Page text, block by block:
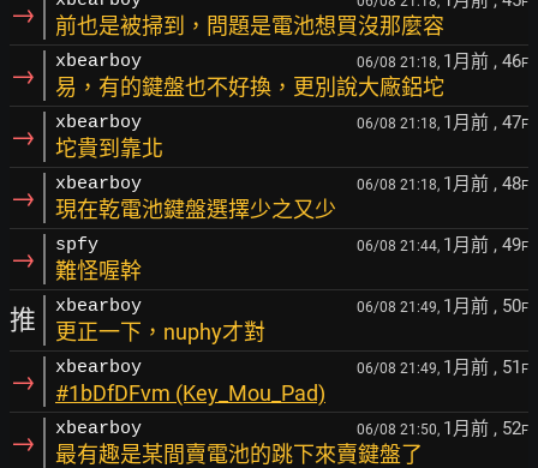
→ 前也是被掃到，問題是電池想買沒那麼容
→ xbearboy 06/08 21:18, 1月前 , 46F
易，有的鍵盤也不好換，更別說大廠鋁坨
→ xbearboy 06/08 21:18, 1月前 , 47F
坨貴到靠北
→ xbearboy 06/08 21:18, 1月前 , 48F
現在乾電池鍵盤選擇少之又少
→ spfy 06/08 21:44, 1月前 , 49F
難怪喔幹
推 xbearboy 06/08 21:49, 1月前 , 50F
更正一下，nuphy才對
→ xbearboy 06/08 21:49, 1月前 , 51 F
#1bDfDFvm (Key_Mou_Pad)
→ xbearboy 06/08 21:50, 1月前 , 52F
最有趣是某間賣電池的跳下來賣鍵盤了